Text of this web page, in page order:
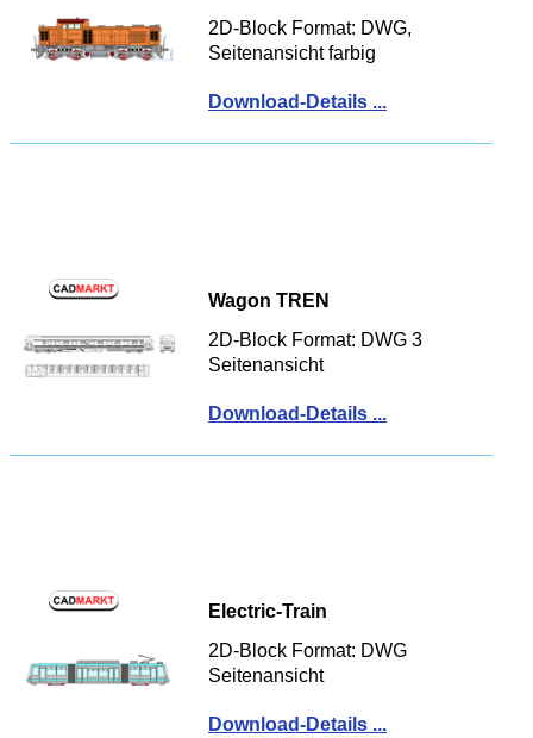
2D-Block Format: DWG,
Seitenansicht farbig
Download-Details ...
Wagon TREN
2D-Block Format: DWG 3
Seitenansicht
Download-Details ...
Electric-Train
2D-Block Format: DWG
Seitenansicht
Download-Details ...